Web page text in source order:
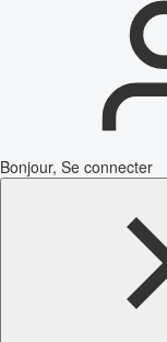
Bonjour, Se connecter